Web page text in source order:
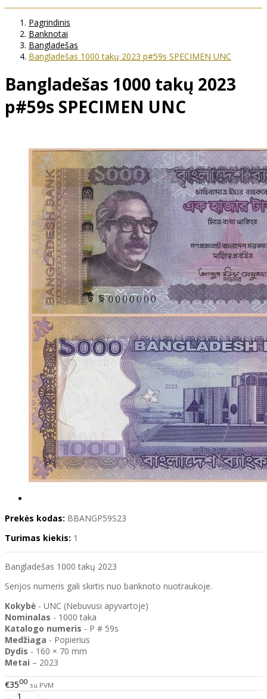
Pagrindinis
Banknotai
Bangladešas
Bangladešas 1000 takų 2023 p#59s SPECIMEN UNC
Bangladešas 1000 takų 2023
p#59s SPECIMEN UNC
Prekės kodas: BBANGP59S23
Turimas kiekis: 1
Bangladešas 1000 takų 2023
Serijos numeris gali skirtis nuo banknoto nuotraukoje.
Kokybė - UNC (Nebuvusi apyvartoje)
Nominalas - 1000 taka
Katalogo numeris - P # 59s
Medžiaga - Popierius
Dydis - 160 × 70 mm
Metai – 2023
€3500 su PVM